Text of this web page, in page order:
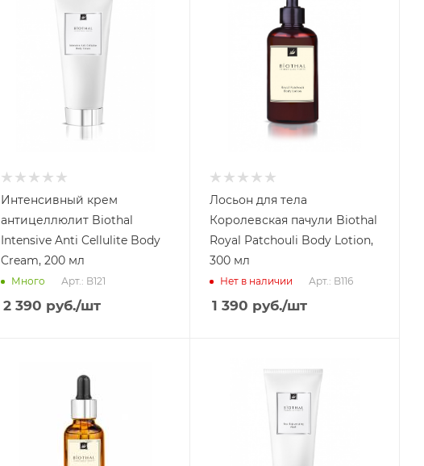
Интенсивный крем
антицеллюлит Biothal
Intensive Anti Cellulite Body
Cream, 200 мл
Много Арт.: B121
2 390 руб./шт
Лосьон для тела
Королевская пачули Biothal
Royal Patchouli Body Lotion,
300 мл
Нет в наличии Арт.: B116
1 390 руб./шт